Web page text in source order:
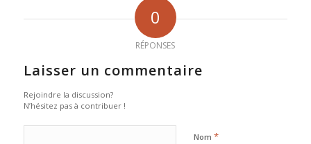
0
RÉPONSES
Laisser un commentaire
Rejoindre la discussion?
N’hésitez pas à contribuer !
Nom *